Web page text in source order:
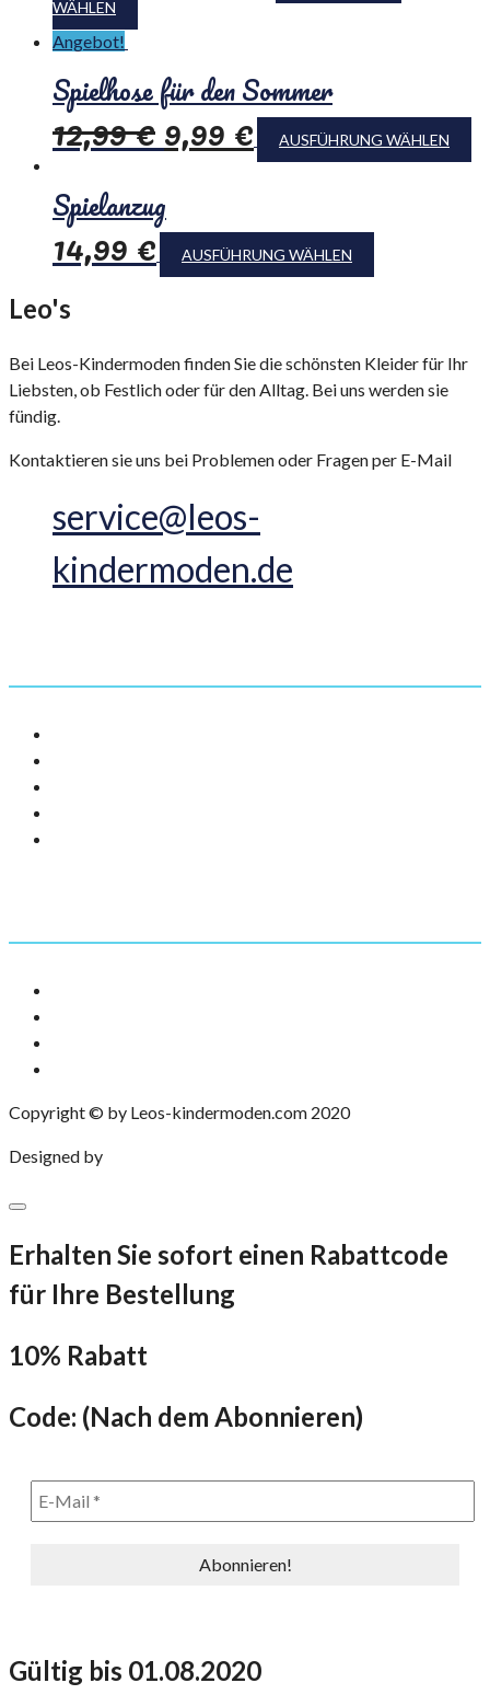
WÄHLEN
Angebot!
Spielhose für den Sommer
12,99€9,99€ AUSFÜHRUNG WÄHLEN
Spielanzug
14,99€ AUSFÜHRUNG WÄHLEN
Leo's
Bei Leos-Kindermoden finden Sie die schönsten Kleider für Ihr
Liebsten, ob Festlich oder für den Alltag. Bei uns werden sie
fündig.
Kontaktieren sie uns bei Problemen oder Fragen per E-Mail
service@leos-
kindermoden.de
Copyright © by Leos-kindermoden.com 2020
Designed by
Erhalten Sie sofort einen Rabattcode
für Ihre Bestellung
10% Rabatt
Code: (Nach dem Abonnieren)
Gültig bis 01.08.2020